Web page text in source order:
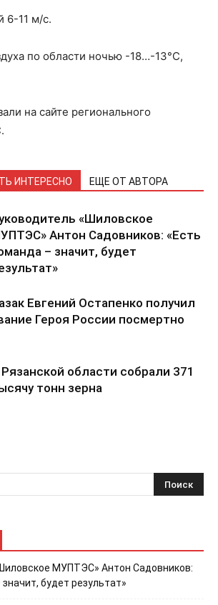
6-11 м/с.
по области ночью -18…-13°С,
на сайте регионального
ИНТЕРЕСНО ЕЩЕ ОТ АВТОРА
«Шиловское
Антон Садовников: «Есть
– значит, будет
Евгений Остапенко получил
Героя России посмертно
области собрали 371
тонн зерна
МУПТЭС» Антон Садовников:
будет результат»